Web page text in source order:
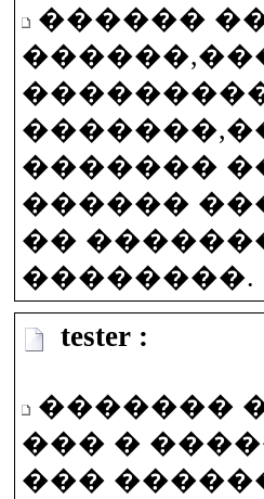
������
�������
������
��
��������.
tester :
�������
��� �
���